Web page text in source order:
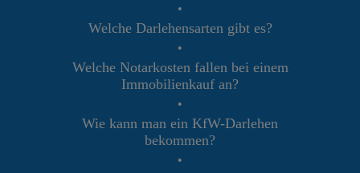
•
Welche Darlehensarten gibt es?
•
Welche Notarkosten fallen bei einem
Immobilienkauf an?
•
Wie kann man ein KfW-Darlehen
bekommen?
•